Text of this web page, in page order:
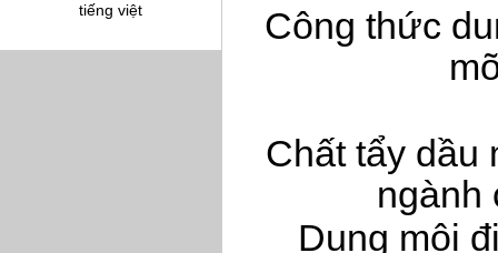
tiếng việt
Công thức
Chất tẩy dầu
ngành
Dung môi